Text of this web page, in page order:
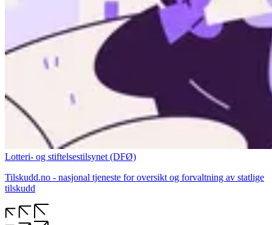
Lotteri- og stiftelsestilsynet (DFØ)
Tilskudd.no - nasjonal tjeneste for oversikt og forvaltning av statlige
tilskudd